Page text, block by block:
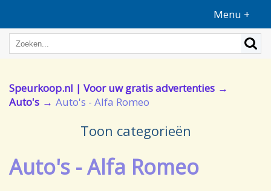
Menu +
Speurkoop.nl | Voor uw gratis advertenties
Auto's
Auto's - Alfa Romeo
Toon categorieën
Auto's - Alfa Romeo